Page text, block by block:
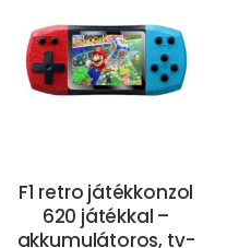
F1 retro játékkonzol
620 játékkal –
akkumulátoros, tv-